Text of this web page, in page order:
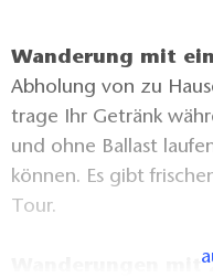
Wanderung mit
Abholung von zu
trage Ihr Getränk
und ohne Ballast
können. Es gibt
Tour.
Wanderungen mit